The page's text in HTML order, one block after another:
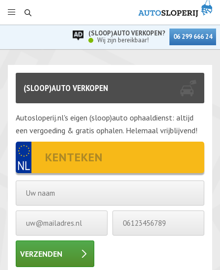
(SLOOP)AUTO VERKOPEN?
Wij zijn bereikbaar!
06 299 666 24
(SLOOP)AUTO VERKOPEN
Autosloperij.nl's eigen (sloop)auto ophaaldienst: altijd
een vergoeding & gratis ophalen. Helemaal vrijblijvend!
VERZENDEN